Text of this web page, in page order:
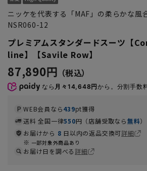
ニッケを代表する「MAF」の柔らかな風
NSR060-12
プレミアムスタンダードスーツ【
line】【Savile Row】
87,890円
なら 月々14,648円から。分割手数
WEB会員なら439pt獲得
送料 全国一律550円（店舗受取なら無料）
お届けから 8 日以内の返品交換可詳細
一部対象外商品あり
お届け日を調べる詳細